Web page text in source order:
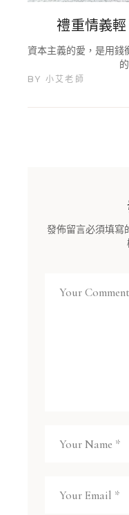
禮重情義
資本主義的愛，是用錢
BY 小艾老師
發佈留言必須填寫